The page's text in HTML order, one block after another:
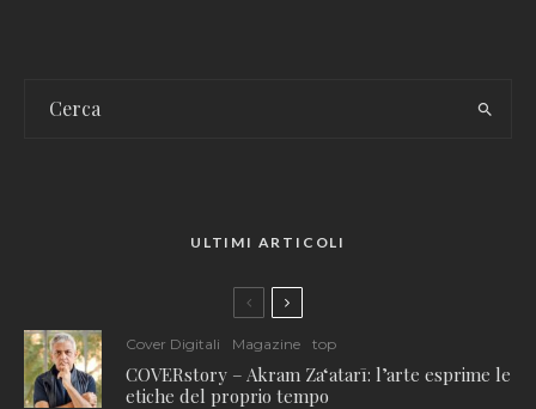
ULTIMI ARTICOLI
Cover Digitali Magazine top
COVERstory – Akram Zaʻatarī: l’arte esprime le
etiche del proprio tempo